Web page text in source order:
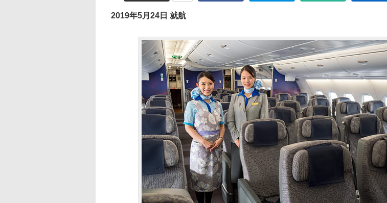
2019年5月24日 就航